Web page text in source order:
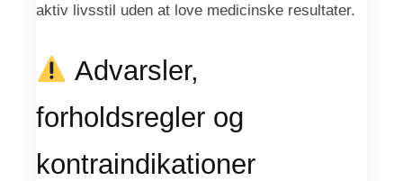
aktiv livsstil uden at love medicinske resultater.
Advarsler,
forholdsregler og
kontraindikationer